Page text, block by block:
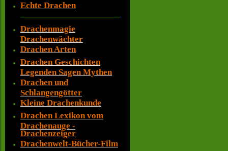
Echte Drachen
Drachenmagie
Drachenwächter
Drachen Arten
Drachen Geschichten
Legenden Sagen Mythen
Drachen und
Schlangengötter
Kleine Drachenkunde
Drachen Lexikon vom
Drachenauge -
Drachenzeiger
Drachenwelt-Bücher-Film